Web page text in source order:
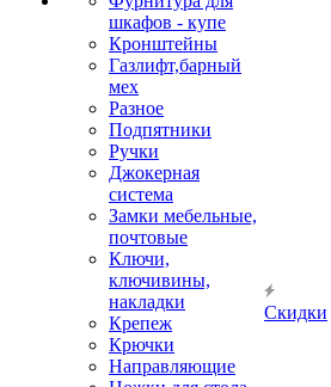
шкафов - купе
Кронштейны
Газлифт,барный
мех
Разное
Подпятники
Ручки
Джокерная
система
Замки мебельные,
почтовые
Ключи,
ключивины,
накладки
Крепеж
Крючки
Направляющие
Скидки